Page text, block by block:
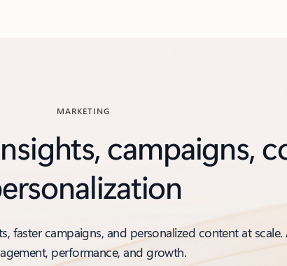
MARKETING
campaigns,
faster campaigns, and personalized content at
performance, and growth.